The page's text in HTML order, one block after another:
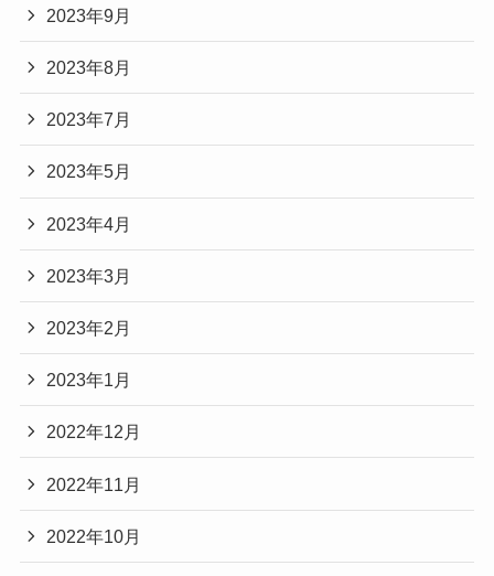
2023年9月
2023年8月
2023年7月
2023年5月
2023年4月
2023年3月
2023年2月
2023年1月
2022年12月
2022年11月
2022年10月